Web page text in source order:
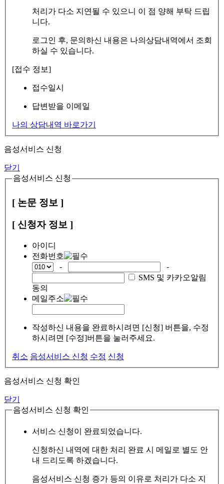
처리가 다소 지연될 수 있으니 이 점 양해 부탁 드립
니다.
로그인 후, 문의하신 내용은 나의상담내역에서 조회
하실 수 있습니다.
[접수 정보]
접수일시
답변받을 이메일
나의 상담내역 바로가기
음성서비스 신청
닫기
음성서비스 신청
[ 논문 정보 ]
[ 신청자 정보 ]
아이디
전화번호
-
-
SMS 및 카카오알림
동의
메일주소
작성하신 내용을 완료하시려면 [신청] 버튼을, 수정
하시려면 [수정]버튼을 눌러주세요.
취소 음성서비스 신청 수정 신청
음성서비스 신청 확인
닫기
음성서비스 신청 확인
서비스 신청이 완료되었습니다.
신청하신 내역에 대한 처리 완료 시 메일로 별도 안
내 드리도록 하겠습니다.
음성서비스 신청 증가 등의 이유로 처리가 다소 지